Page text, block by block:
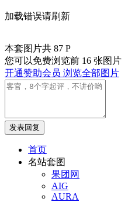
加载错误请刷新
本套图片共 87 P
您可以免费浏览前 16 张图片
开通赞助会员 浏览全部图片
发表回复
首页
名站套图
果团网
AIG
AURA